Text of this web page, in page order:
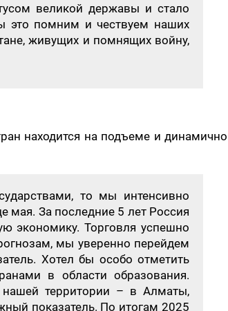
великой державы и стало
это помним и чествуем наших
живущих и помнящих войну,
находится на подъеме и динамично
то мы интенсивно
мая. За последние 5 лет Россия
экономику. Торговля успешно
мы уверенно перейдем
Хотел бы особо отметить
в области образования.
территории – в Алматы,
показатель. По итогам 2025